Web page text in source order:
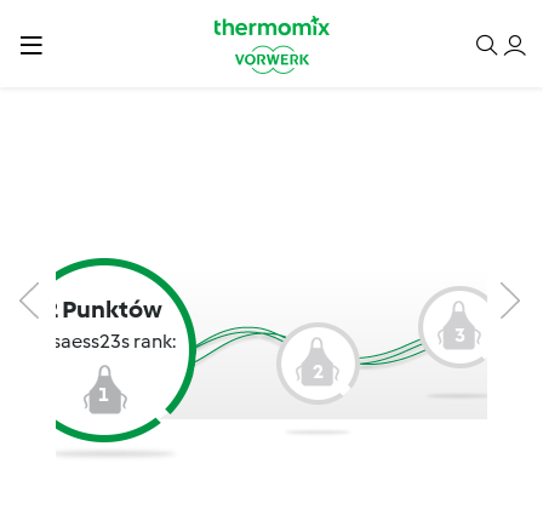
2 Punktów
sasaess23s rank:
1
2
3